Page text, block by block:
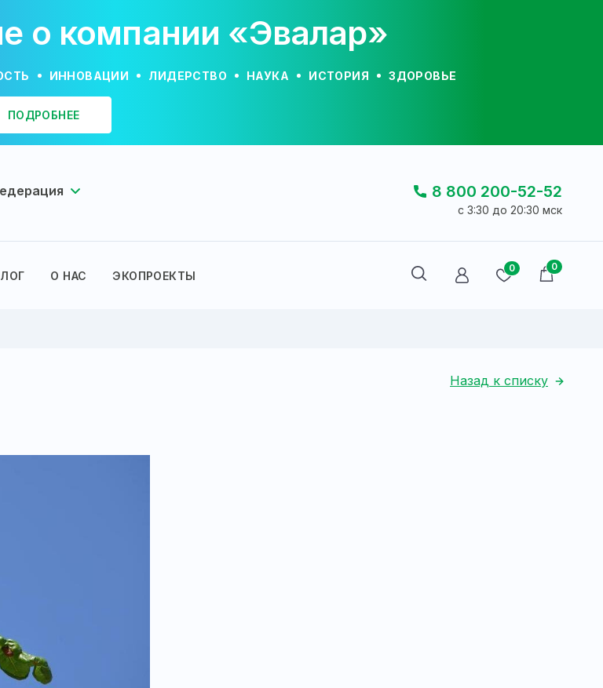
о компании «Эвалар»
ИННОВАЦИИ ЛИДЕРСТВО НАУКА ИСТОРИЯ ЗДОРОВЬЕ
ПОДРОБНЕЕ
8 800 200-52-52
c 3:30 до 20:30 мск
О НАС ЭКОПРОЕКТЫ
0 0
Назад к списку